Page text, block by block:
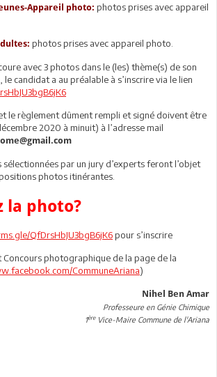
Appareil photo: photos prises avec appareil
photos prises avec appareil photo.
avec 3 photos dans le (les) thème(s) de son
candidat a au préalable à s’inscrire via le lien
le règlement dûment rempli et signé doivent être
2020 à minuit) à l’adresse mail
par un jury d’experts feront l’objet
photos itinérantes.
la photo?
QfDrsHbJU3bgB6jK6pour s’inscrire
Concours photographique de la page de la
CommuneAriana)
Nihel Ben Amar
Professeure en Génie Chimique
1èreVice-Maire Commune de l'Ariana